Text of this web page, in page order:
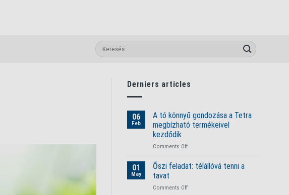
Derniers articles
06
Feb
A tó könnyű gondozása a Tetra
megbízható termékeivel
kezdődik
Comments Offon
tó
a
01
May
Őszi feladat: télállóvá tenni a
tavat
Comments Offon